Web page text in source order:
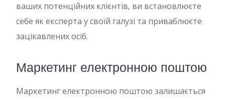
ваших потенційних клієнтів, ви встановлюєте
себе як експерта у своїй галузі та приваблюєте
зацікавлених осіб.
Маркетинг електронною поштою
Маркетинг електронною поштою залишається